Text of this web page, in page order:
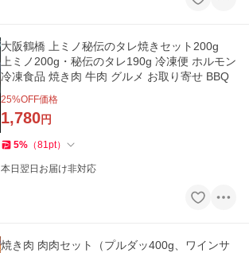
大阪鶴橋 上ミノ秘伝のタレ焼きセット200g
上ミノ200g・秘伝のタレ190g 冷凍便 ホルモン
冷凍食品 焼き肉 牛肉 グルメ お取り寄せ BBQ
25%OFF価格
1,780円
5% （81pt）
本日翌日お届け非対応
焼き肉 肉肉セット（プルダッ400g、ワインサ